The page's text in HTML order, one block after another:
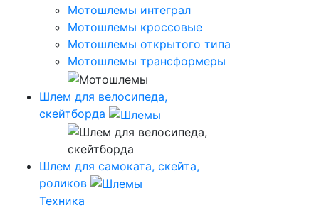
Мотошлемы интеграл
Мотошлемы кроссовые
Мотошлемы открытого типа
Мотошлемы трансформеры
Шлем для велосипеда,
скейтборда
Шлем для самоката, скейта,
роликов
Техника